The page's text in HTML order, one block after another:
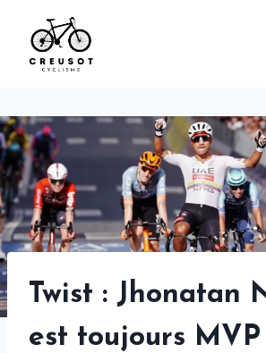
content
Twist : Jhonatan
est toujours MVP